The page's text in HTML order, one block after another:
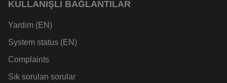
KULLANIŞLI BAĞLANTILAR
Yardım (EN)
System status (EN)
Complaints
Sık sorulan sorular